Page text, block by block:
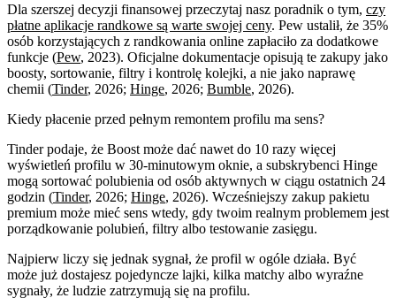
Dla szerszej decyzji finansowej przeczytaj nasz poradnik o tym, czy
płatne aplikacje randkowe są warte swojej ceny. Pew ustalił, że 35%
osób korzystających z randkowania online zapłaciło za dodatkowe
funkcje (Pew, 2023). Oficjalne dokumentacje opisują te zakupy jako
boosty, sortowanie, filtry i kontrolę kolejki, a nie jako naprawę
chemii (Tinder, 2026; Hinge, 2026; Bumble, 2026).
Kiedy płacenie przed pełnym remontem profilu ma sens?
Tinder podaje, że Boost może dać nawet do 10 razy więcej
wyświetleń profilu w 30-minutowym oknie, a subskrybenci Hinge
mogą sortować polubienia od osób aktywnych w ciągu ostatnich 24
godzin (Tinder, 2026; Hinge, 2026). Wcześniejszy zakup pakietu
premium może mieć sens wtedy, gdy twoim realnym problemem jest
porządkowanie polubień, filtry albo testowanie zasięgu.
Najpierw liczy się jednak sygnał, że profil w ogóle działa. Być
może już dostajesz pojedyncze lajki, kilka matchy albo wyraźne
sygnały, że ludzie zatrzymują się na profilu.